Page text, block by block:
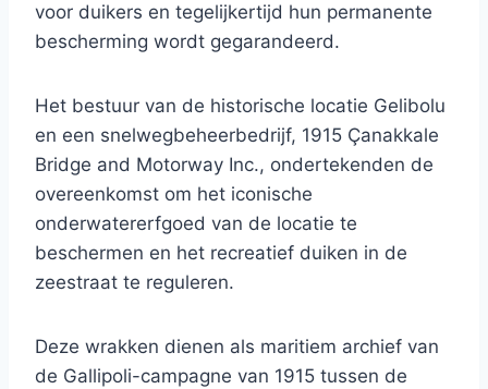
voor duikers en tegelijkertijd hun permanente
bescherming wordt gegarandeerd.
Het bestuur van de historische locatie Gelibolu
en een snelwegbeheerbedrijf, 1915 Çanakkale
Bridge and Motorway Inc., ondertekenden de
overeenkomst om het iconische
onderwatererfgoed van de locatie te
beschermen en het recreatief duiken in de
zeestraat te reguleren.
Deze wrakken dienen als maritiem archief van
de Gallipoli-campagne van 1915 tussen de